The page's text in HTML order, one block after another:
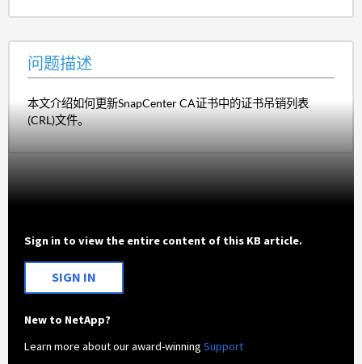
问题描述
本文介绍如何更新SnapCenter CA证书中的证书吊销列表
(CRL)文件。
Sign in to view the entire content of this KB article.
SIGN IN
New to NetApp?
Learn more about our award-winningSupport